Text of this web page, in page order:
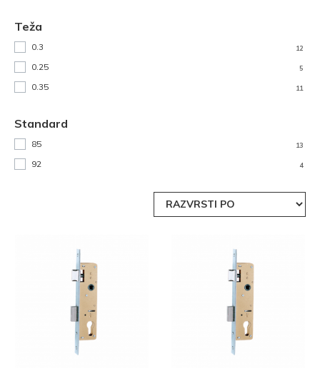
Teža
0.3 12
0.25 5
0.35 11
Standard
85 13
92 4